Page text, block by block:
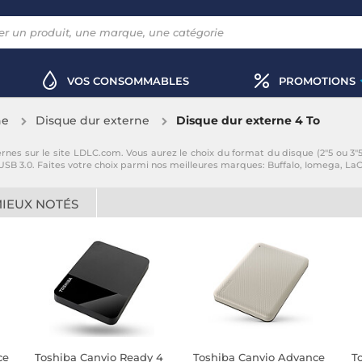
VOS CONSOMMABLES PROMOTIONS
Disque dur externe Disque dur externe 4 To
sur le site LDLC.com. Vous aurez le choix du format du disque (2"5 ou
3.0. Faites votre choix parmi nos meilleures marques: Buffalo, Iomega,
NOTÉS
Toshiba Canvio Ready 4
Toshiba Canvio Advance